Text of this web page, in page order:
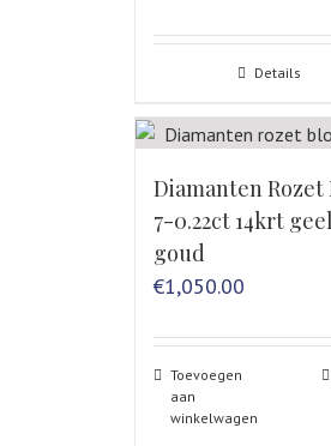
Details
Diamanten Rozet
7-0.22ct 14krt geel
goud
€1,050.00
Toevoegen
aan
winkelwagen